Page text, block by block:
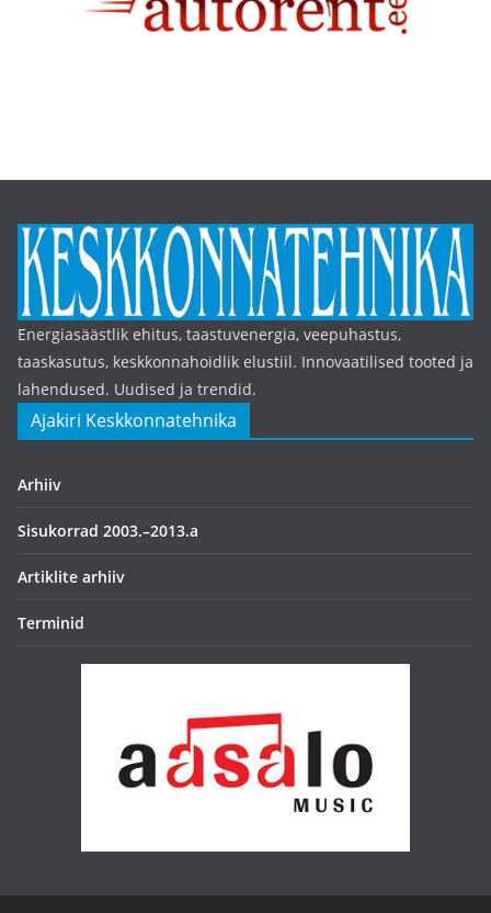
Energiasäästlik ehitus, taastuvenergia, veepuhastus,
taaskasutus, keskkonnahoidlik elustiil. Innovaatilised tooted ja
lahendused. Uudised ja trendid.
Ajakiri Keskkonnatehnika
Arhiiv
Sisukorrad 2003.–2013.a
Artiklite arhiiv
Terminid